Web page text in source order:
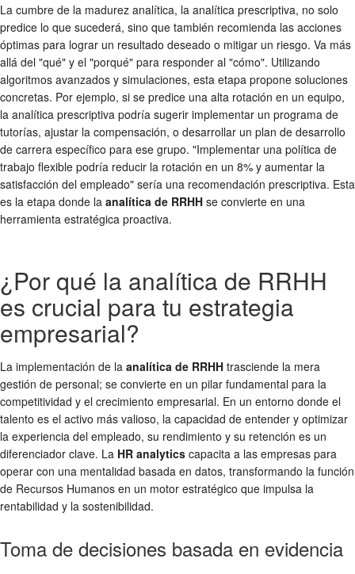
La cumbre de la madurez analítica, la analítica prescriptiva, no solo
predice lo que sucederá, sino que también recomienda las acciones
óptimas para lograr un resultado deseado o mitigar un riesgo. Va más
allá del "qué" y el "porqué" para responder al "cómo". Utilizando
algoritmos avanzados y simulaciones, esta etapa propone soluciones
concretas. Por ejemplo, si se predice una alta rotación en un equipo,
la analítica prescriptiva podría sugerir implementar un programa de
tutorías, ajustar la compensación, o desarrollar un plan de desarrollo
de carrera específico para ese grupo. "Implementar una política de
trabajo flexible podría reducir la rotación en un 8% y aumentar la
satisfacción del empleado" sería una recomendación prescriptiva. Esta
es la etapa donde la analítica de RRHH se convierte en una
herramienta estratégica proactiva.
¿Por qué la analítica de RRHH
es crucial para tu estrategia
empresarial?
La implementación de la analítica de RRHH trasciende la mera
gestión de personal; se convierte en un pilar fundamental para la
competitividad y el crecimiento empresarial. En un entorno donde el
talento es el activo más valioso, la capacidad de entender y optimizar
la experiencia del empleado, su rendimiento y su retención es un
diferenciador clave. La HR analytics capacita a las empresas para
operar con una mentalidad basada en datos, transformando la función
de Recursos Humanos en un motor estratégico que impulsa la
rentabilidad y la sostenibilidad.
Toma de decisiones basada en evidencia